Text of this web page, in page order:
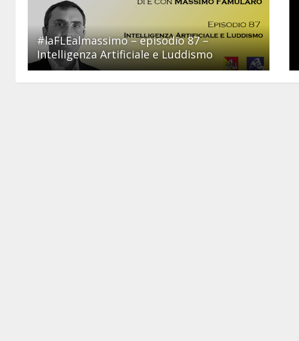
#laFLEalmassimo – episodio 87 –
Intelligenza Artificiale e Luddismo